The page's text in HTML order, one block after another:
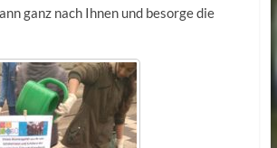
ganz nach Ihnen und besorge die